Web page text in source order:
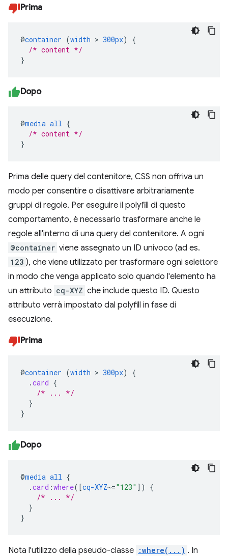
Prima
@container (width > 300px)
{
/* content */
}
Dopo
@media all {
/* content */
}
Prima delle query del contenitore, CSS non offriva un
modo per consentire o disattivare arbitrariamente
gruppi di regole. Per eseguire il polyfill di questo
comportamento, è necessario trasformare anche le
regole all'interno di una query del contenitore. A ogni
@container viene assegnato un ID univoco (ad es.
123 ), che viene utilizzato per trasformare ogni selettore
in modo che venga applicato solo quando l'elemento ha
un attributo cq-XYZ che include questo ID. Questo
attributo verrà impostato dal polyfill in fase di
esecuzione.
Prima
@container (width > 300px)
{
.card {
/* ... */
}
}
Dopo
@media all {
.card :where([cq-XYZ~="123" ])
{
/* ... */
}
}
Nota l'utilizzo della pseudo-classe :where(...) . In